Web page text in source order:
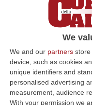
We
We and our partners store
device, such as cookies
unique identifiers and
personalised advertising
measurement, audience
With your permission we
Alessandro Verre
terzo posto di
rosa e la vittoria
passerella
Del Toro e
traguardo con
Per il messicano,